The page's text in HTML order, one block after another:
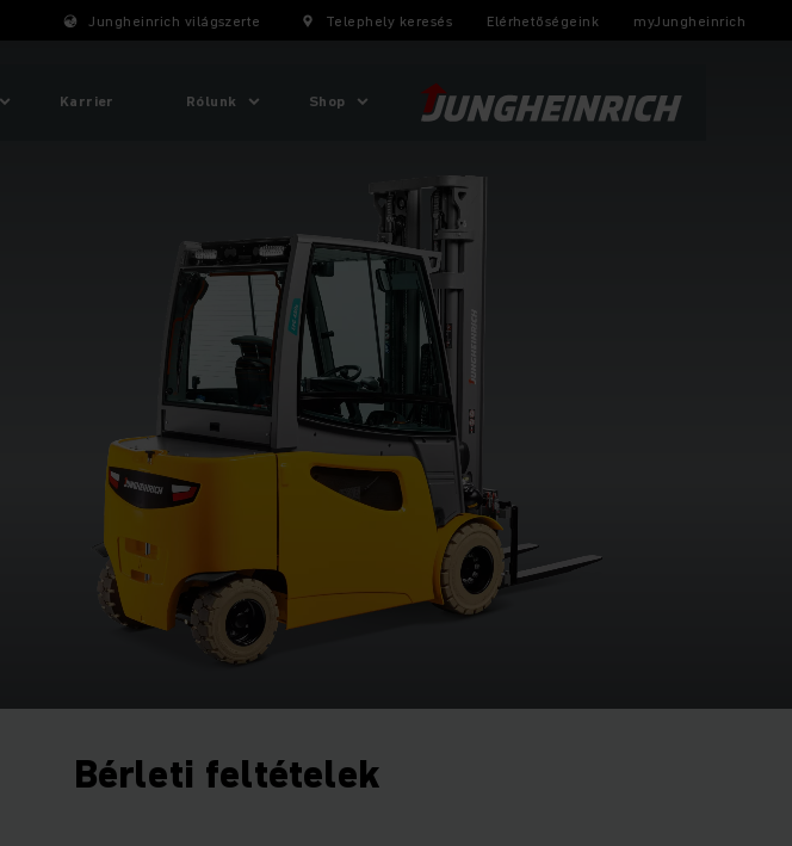
Jungheinrich világszerte Telephely keresés Elérhetőségeink myJungheinrich
Karrier Rólunk Shop
Bérleti feltételek